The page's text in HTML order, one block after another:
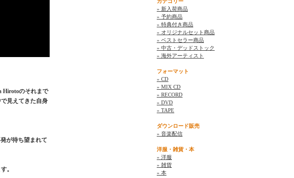
Hirotoのそれまで
見えてきた自身
が待ち望まれて
。
» 新入荷商品
» 予約商品
» 特典付き商品
» オリジナルセット商品
» ベストセラー商品
» 中古・デッドストック
» 海外アーティスト
フォーマット
» CD
» MIX CD
» RECORD
» DVD
» TAPE
ダウンロード販売
» 音楽配信
洋服・雑貨・本
» 洋服
» 雑貨
» 本